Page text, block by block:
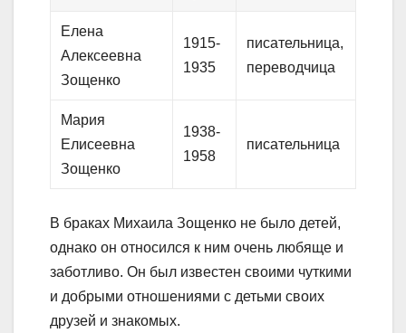
Елена
Алексеевна
Зощенко
1915-
1935
писательница,
переводчица
Мария
Елисеевна
Зощенко
1938-
1958
писательница
В браках Михаила Зощенко не было детей,
однако он относился к ним очень любяще и
заботливо. Он был известен своими чуткими
и добрыми отношениями с детьми своих
друзей и знакомых.